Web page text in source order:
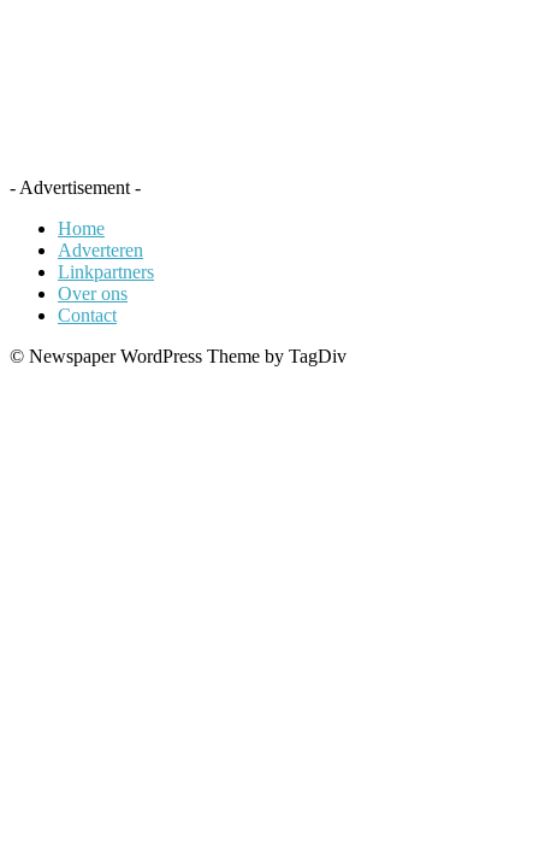
- Advertisement -
Home
Adverteren
Linkpartners
Over ons
Contact
© Newspaper WordPress Theme by TagDiv